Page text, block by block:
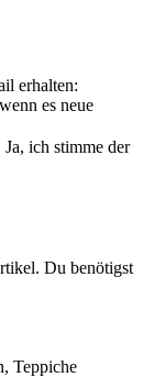
erhalten:
es neue
Ja, ich stimme der
Du benötigst
Teppiche